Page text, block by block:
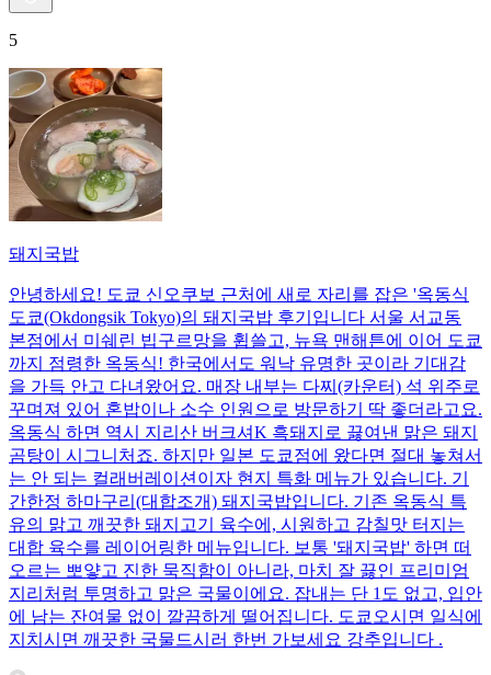
5
돼지국밥
안녕하세요! 도쿄 신오쿠보 근처에 새로 자리를 잡은 '옥동식
도쿄(Okdongsik Tokyo)의 돼지국밥 후기입니다 서울 서교동
본점에서 미쉐린 빕구르망을 휩쓸고, 뉴욕 맨해튼에 이어 도쿄
까지 점령한 옥동식! 한국에서도 워낙 유명한 곳이라 기대감
을 가득 안고 다녀왔어요. 매장 내부는 다찌(카운터) 석 위주로
꾸며져 있어 혼밥이나 소수 인원으로 방문하기 딱 좋더라고요.
옥동식 하면 역시 지리산 버크셔K 흑돼지로 끓여낸 맑은 돼지
곰탕이 시그니처죠. 하지만 일본 도쿄점에 왔다면 절대 놓쳐서
는 안 되는 컬래버레이션이자 현지 특화 메뉴가 있습니다. 기
간한정 하마구리(대합조개) 돼지국밥입니다. 기존 옥동식 특
유의 맑고 깨끗한 돼지고기 육수에, 시원하고 감칠맛 터지는
대합 육수를 레이어링한 메뉴입니다. 보통 '돼지국밥' 하면 떠
오르는 뽀얗고 진한 묵직함이 아니라, 마치 잘 끓인 프리미엄
지리처럼 투명하고 맑은 국물이에요. 잡내는 단 1도 없고, 입안
에 남는 잔여물 없이 깔끔하게 떨어집니다. 도쿄오시면 일식에
지치시면 깨끗한 국물드시러 한번 가보세요 강추입니다 .